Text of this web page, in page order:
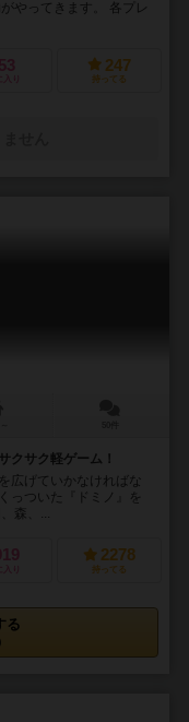
やってきます。 各プレ
53
入り
247
持ってる
サク軽ゲーム！
広げていかなければな
っついた『ドミノ』を
森、...
入り
2278
持ってる
る